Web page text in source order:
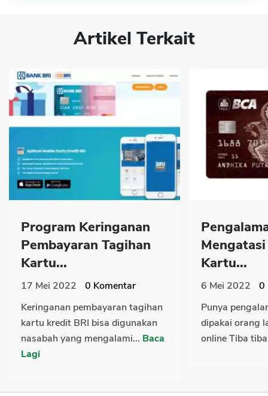
Artikel Terkait
Program Keringanan
Pembayaran Tagihan
Kartu...
17 Mei 2022 0 Komentar
Keringanan pembayaran tagihan
kartu kredit BRI bisa digunakan
nasabah yang mengalami... Baca
Lagi
Kartu...
6 Mei 2022 0
Punya
dipakai orang
online Tiba